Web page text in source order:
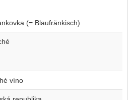
(= Blaufränkisch)
víno